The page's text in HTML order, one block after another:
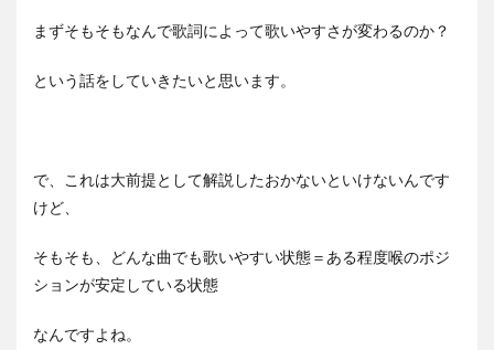
まずそもそもなんで歌詞によって歌いやすさが変わるのか？
という話をしていきたいと思います。
で、これは大前提として解説したおかないといけないんです
けど、
そもそも、どんな曲でも歌いやすい状態＝ある程度喉のポジ
ションが安定している状態
なんですよね。